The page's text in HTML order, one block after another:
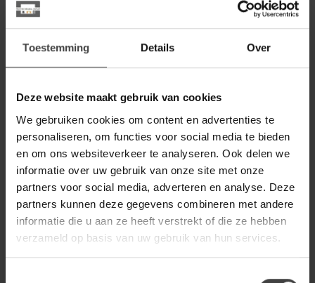
Toestemming Details Over
Deze website maakt gebruik van cookies
We gebruiken cookies om content en advertenties te
personaliseren, om functies voor social media te bieden
en om ons websiteverkeer te analyseren. Ook delen we
informatie over uw gebruik van onze site met onze
partners voor social media, adverteren en analyse. Deze
partners kunnen deze gegevens combineren met andere
informatie die u aan ze heeft verstrekt of die ze hebben
verzameld op basis van uw gebruik van hun services.
.
LIGHT EN LIVING
Lampvoet Ø26x83 cm
BURIRA glitter bruin-
LIGHT EN LIVING
Lampvoet Ø11x25 cm
VIREEN glans zand